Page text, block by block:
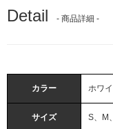
Detail - 商品詳細 -
カラー ホワイ
サイズ S、M